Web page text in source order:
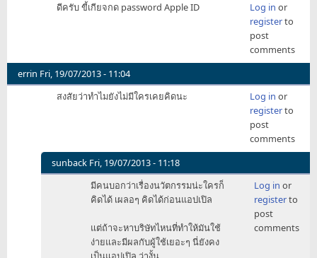
ดีครับ ขี้เกียจกด password Apple ID
Log in or
registerto
post
comments
errin Fri, 19/07/2013 - 11:04
สงสัยว่าทำไมยังไม่มีใครเคยคิดนะ
Log in or
registerto
post
comments
sunback Fri, 19/07/2013 - 11:18
In
มีคนบอกว่าเรื่องนวัตกรรมน่ะใครก็
คิดได้ เผลอๆ คิดได้ก่อนแอปเปิล
แต่ถ้าจะหาบริษัทไหนที่ทำให้มันใช้
ง่ายและมีผลกับผู้ใช้เยอะๆ นี่ยังคง
Log in or
registerto
post
comments